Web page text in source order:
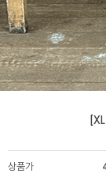
상품가